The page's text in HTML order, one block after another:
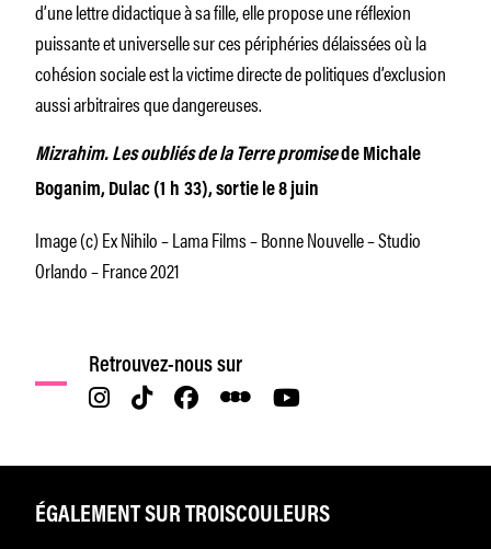
d’une lettre didactique à sa fille, elle propose une réflexion
puissante et universelle sur ces périphéries délaissées où la
cohésion sociale est la victime directe de politiques d’exclusion
aussi arbitraires que dangereuses.
Mizrahim. Les oubliés de la Terre promisede Michale
Boganim, Dulac (1 h 33), sortie le 8 juin
Image (c) Ex Nihilo – Lama Films – Bonne Nouvelle – Studio
Orlando – France 2021
Retrouvez-nous sur
ÉGALEMENT SUR TROISCOULEURS